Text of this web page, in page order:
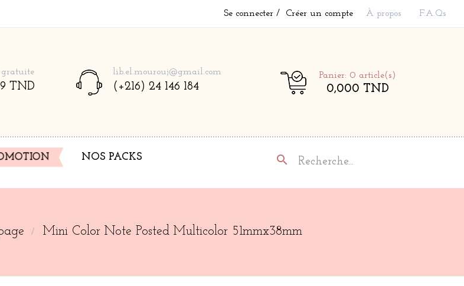
Se connecter Créer un compte À propos F.A.Qs
TND
lib.el.mourouj@gmail.com
(+216) 24 146 184
Panier: 0 article(s)
0,000 TND
NOS PACKS
search
Mini Color Note Posted Multicolor 51mmx38mm